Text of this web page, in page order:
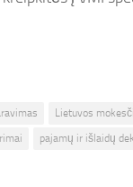
Lietuvos
pajamų ir išlaidų